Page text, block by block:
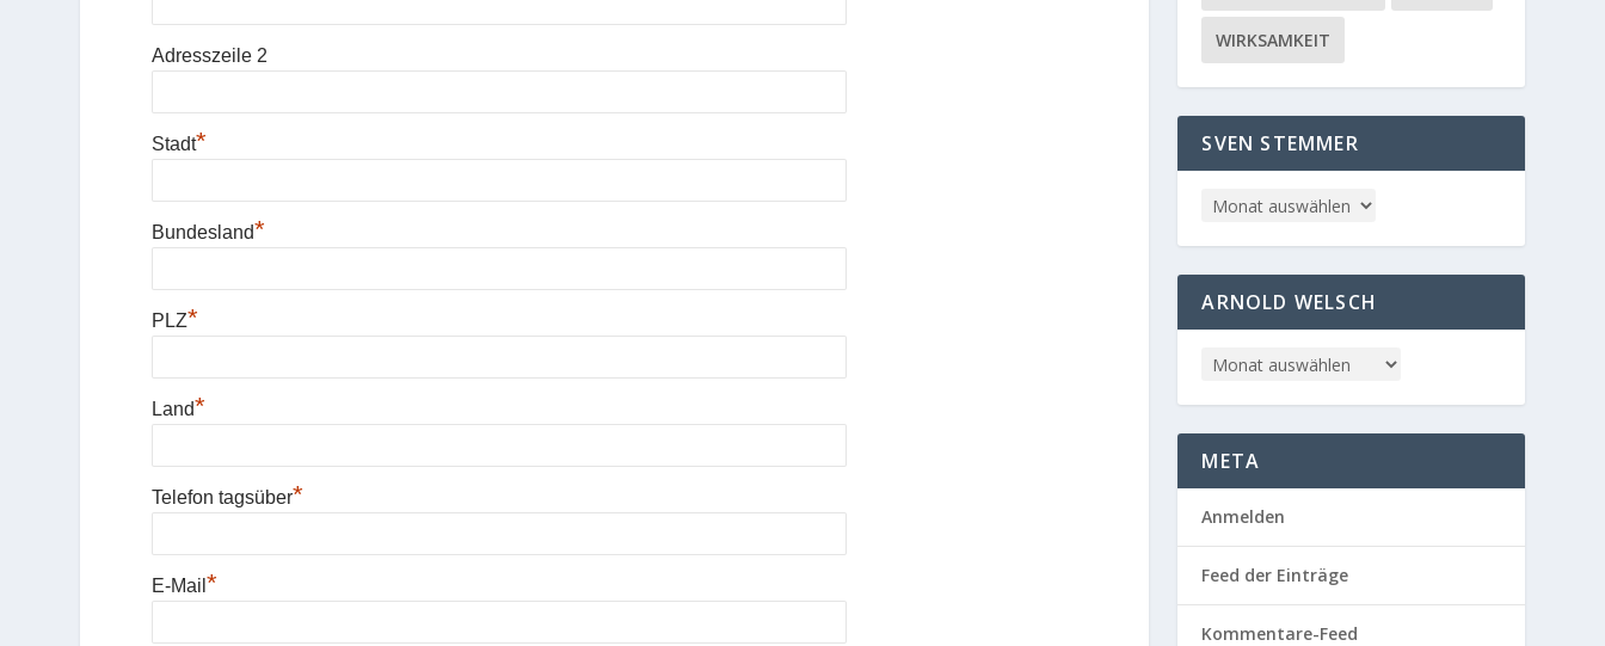
Adresszeile 2
Stadt*
Bundesland*
PLZ*
Land*
Telefon tagsüber*
E-Mail*
WIRKSAMKEIT
SVEN STEMMER
ARNOLD WELSCH
META
Anmelden
Feed der Einträge
Kommentare-Feed